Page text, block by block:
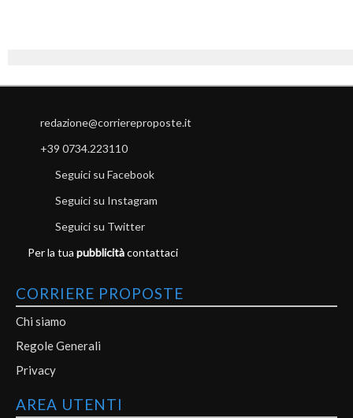
redazione@corriereproposte.it
+39 0734.223110
Seguici su Facebook
Seguici su Instagram
Seguici su Twitter
Per la tua pubblicitàcontattaci
CORRIERE PROPOSTE
Chi siamo
Regole Generali
Privacy
AREA UTENTI